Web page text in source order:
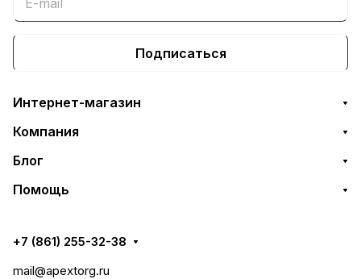
Подписаться
Интернет-магазин
Компания
Блог
Помощь
+7 (861) 255-32-38
mail@apextorg.ru